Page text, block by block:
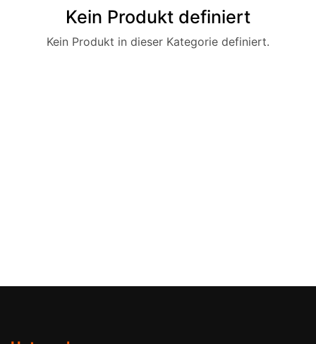
Kein Produkt definiert
Kein Produkt in dieser Kategorie definiert.